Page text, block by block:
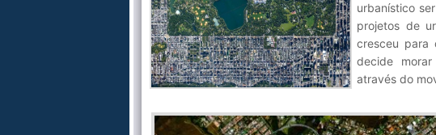
urbanístico
projetos de
cresceu para
decide
através do